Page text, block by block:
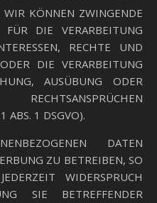
WIR KÖNNEN ZWINGENDE
FÜR DIE VERARBEITUNG
RECHTE UND
DIE VERARBEITUNG
AUSÜBUNG ODER
ABS. 1 DSGVO).
DATEN
ZU BETREIBEN, SO
WIDERSPRUCH
SIE BETREFFENDER